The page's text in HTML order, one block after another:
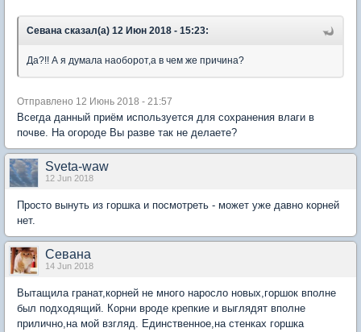
Севана сказал(а) 12 Июн 2018 - 15:23:
Да?!! А я думала наоборот,а в чем же причина?
Отправлено 12 Июнь 2018 - 21:57
Всегда данный приём используется для сохранения влаги в
почве. На огороде Вы разве так не делаете?
Sveta-waw
12 Jun 2018
Просто вынуть из горшка и посмотреть - может уже давно корней
нет.
Севана
14 Jun 2018
Вытащила гранат,корней не много наросло новых,горшок вполне
был подходящий. Корни вроде крепкие и выглядят вполне
прилично,на мой взгляд. Единственное,на стенках горшка